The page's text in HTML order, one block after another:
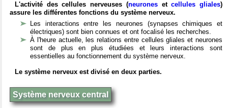
L'activité des cellules nerveuses (neuronesetcellules gliales)
assure les différentes fonctions du système nerveux.
Les interactions entre les neurones (synapses chimiques et
électriques) sont bien connues et ont focalisé les recherches.
À l'heure actuelle, les relations entre cellules gliales et neurones
sont de plus en plus étudiées et leurs interactions sont
essentielles au fonctionnement du système nerveux.
Le système nerveux est divisé en deux parties.
Système nerveux central